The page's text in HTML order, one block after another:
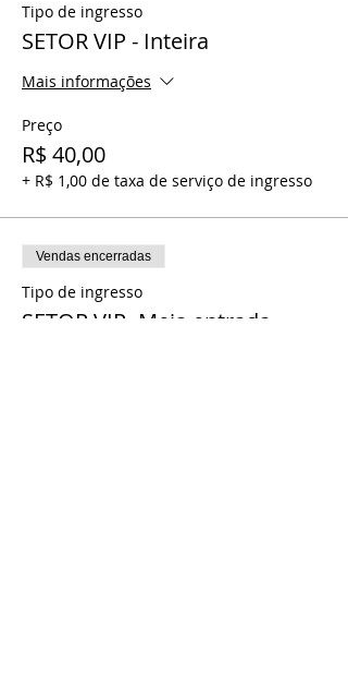
Tipo de ingresso
SETOR VIP - Inteira
Mais informações
Preço
R$ 40,00
+ R$ 1,00 de taxa de serviço de ingresso
Vendas encerradas
Tipo de ingresso
SETOR VIP- Meia entrada